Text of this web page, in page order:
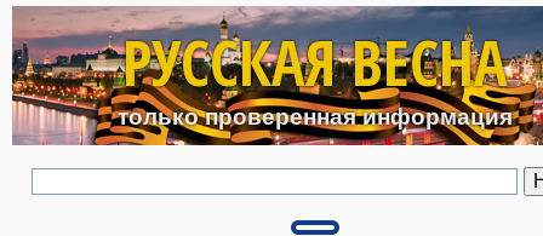
Перейти к основному
РУССКАЯ ВЕСНА
только проверенная информация